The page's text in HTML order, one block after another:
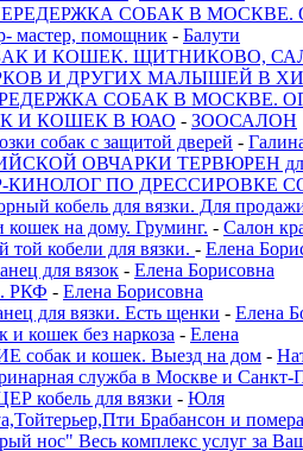
СОБАК В
мастер, помощник - Балути
И КОШЕК. ЩИТНИКОВО,
И ДРУГИХ МАЛЫШЕЙ В
СОБАК В МОСКВЕ.
И КОШЕК В ЮАО - ЗООСАЛОН
собак с защитой дверей -
ОВЧАРКИ ТЕРВЮРЕН для
КИНОЛОГ ПО ДРЕССИРОВКЕ
кобель для вязки. Для
кошек на дому. Груминг. - Салон
той кобели для вязки. - Елена
для вязок - Елена Борисовна
РКФ - Елена Борисовна
для вязки. Есть щенки - Елена
и кошек без наркоза - Елена
и кошек. Выезд на дом -
служба в Москве и Санкт-
кобель для вязки - Юля
Брабансон и
нос" Весь комплекс услуг за